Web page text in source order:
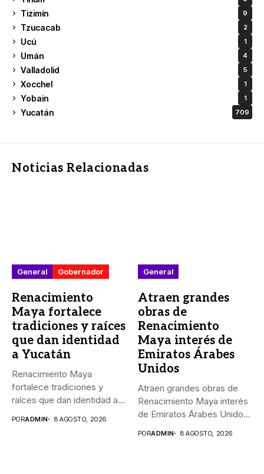
Tizimín 9
Tzucacab 2
Ucú 1
Umán 4
Valladolid 5
Xocchel 1
Yobain 1
Yucatán 709
Noticias Relacionadas
General Gobernador
Renacimiento
Maya fortalece
tradiciones y raíces
que dan identidad
a Yucatán
Renacimiento Maya
fortalece tradiciones y
raíces que dan identidad a
PORADMIN 8 AGOSTO, 2026
General
Atraen grandes
obras de
Renacimiento
Maya interés de
Emiratos Árabes
Unidos
Atraen grandes obras de
Renacimiento Maya interés
de Emiratos Árabes Unidos
PORADMIN 8 AGOSTO, 2026